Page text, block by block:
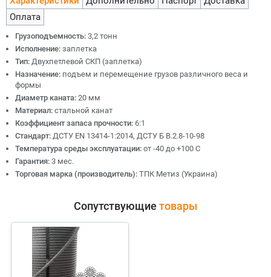
Оплата
Грузоподъемность: 3,2 тонн
Исполнение: заплетка
Тип: Двухпетлевой СКП (заплетка)
Назначение: подъем и перемещение грузов различного веса и
формы
Диаметр каната: 20 мм
Материал: стальной канат
Коэффициент запаса прочности: 6:1
Стандарт: ДСТУ EN 13414-1:2014, ДСТУ Б В.2.8-10-98
Температура среды эксплуатации: от -40 до +100 С
Гарантия: 3 мес.
Торговая марка (производитель): ТПК Метиз (Украина)
Сопутствующие товары